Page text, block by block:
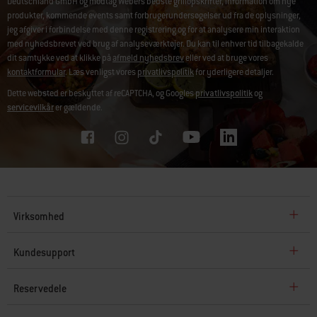
produkter, kommende events samt forbrugerundersøgelser ud fra de oplysninger,
jeg afgiver i forbindelse med denne registrering og for at analysere min interaktion
med nyhedsbrevet ved brug af analyseværktøjer. Du kan til enhver tid tilbagekalde
dit samtykke ved at klikke på afmeld nyhedsbreveller ved at bruge vores
kontaktformular. Læs venligst voresprivatlivspolitikfor yderligere detaljer.
Dette websted er beskyttet af reCAPTCHA, og Googlesprivatlivspolitikog
servicevilkårer gældende.
Virksomhed
Kundesupport
Reservedele